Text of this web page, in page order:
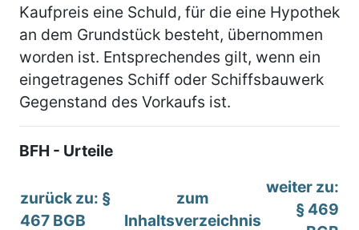
Kaufpreis eine Schuld, für die eine Hypothek
an dem Grundstück besteht, übernommen
worden ist. Entsprechendes gilt, wenn ein
eingetragenes Schiff oder Schiffsbauwerk
Gegenstand des Vorkaufs ist.
BFH - Urteile
zurück zu: §
467 BGB
zum
Inhaltsverzeichnis
weiter zu:
§ 469